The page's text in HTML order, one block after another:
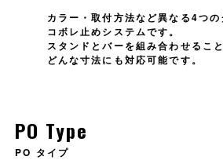
カラー・取付方法など異なる4つの
コボレ止めシステムです。
スタンドとバーを組み合わせるこ
どんな寸法にも対応可能です。
PO Type
PO タイプ